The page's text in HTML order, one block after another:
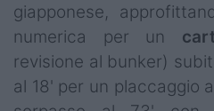
Serie A Elite
Campionati
Serie A
giapponese,
numerica per un
revisione al bunker)
al 18' per un placcaggio